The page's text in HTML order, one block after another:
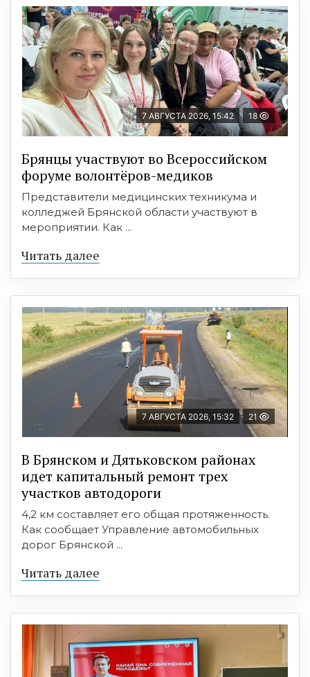
7 АВГУСТА 2026, 15:42 18
Брянцы участвуют во Всероссийском
форуме волонтёров-медиков
Представители медицинских техникума и
колледжей Брянской области участвуют в
мероприятии. Как ...
Читать далее
7 АВГУСТА 2026, 15:32 21
В Брянском и Дятьковском районах
идет капитальный ремонт трех
участков автодороги
4,2 км составляет его общая протяженность.
Как сообщает Управление автомобильных
дорог Брянской ...
Читать далее